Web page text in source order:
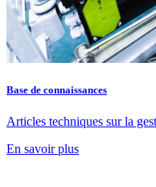
Base de connaissances
Articles techniques sur la
En savoir plus